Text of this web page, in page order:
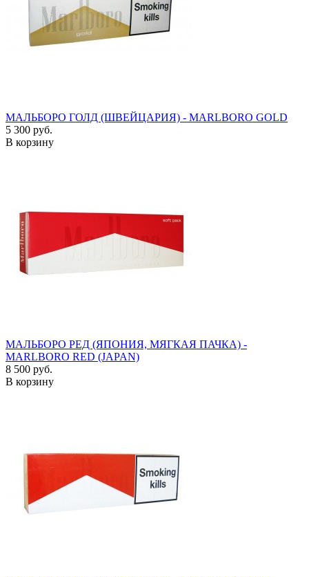
МАЛЬБОРО ГОЛД (ШВЕЙЦАРИЯ) - MARLBORO GOLD
5 300 руб.
В корзину
МАЛЬБОРО РЕД (ЯПОНИЯ, МЯГКАЯ ПАЧКА) -
MARLBORO RED (JAPAN)
8 500 руб.
В корзину